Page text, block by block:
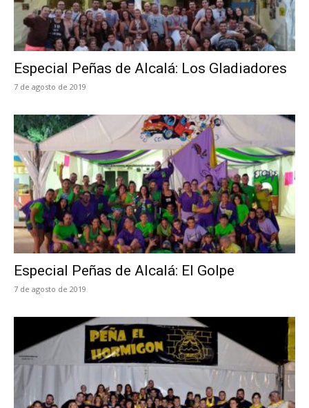
Especial Peñas de Alcalá: Los Gladiadores
7 de agosto de 2019
Especial Peñas de Alcalá: El Golpe
7 de agosto de 2019